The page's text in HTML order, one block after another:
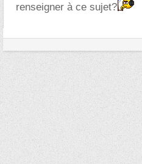
renseigner à ce sujet?